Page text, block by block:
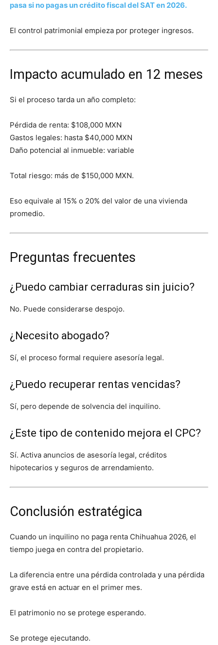
pasa si no pagas un crédito fiscal del SAT en 2026.
El control patrimonial empieza por proteger ingresos.
Impacto acumulado en 12 meses
Si el proceso tarda un año completo:
Pérdida de renta: $108,000 MXN
Gastos legales: hasta $40,000 MXN
Daño potencial al inmueble: variable
Total riesgo: más de $150,000 MXN.
Eso equivale al 15% o 20% del valor de una vivienda
promedio.
Preguntas frecuentes
¿Puedo cambiar cerraduras sin juicio?
No. Puede considerarse despojo.
¿Necesito abogado?
Sí, el proceso formal requiere asesoría legal.
¿Puedo recuperar rentas vencidas?
Sí, pero depende de solvencia del inquilino.
¿Este tipo de contenido mejora el CPC?
Sí. Activa anuncios de asesoría legal, créditos
hipotecarios y seguros de arrendamiento.
Conclusión estratégica
Cuando un inquilino no paga renta Chihuahua 2026, el
tiempo juega en contra del propietario.
La diferencia entre una pérdida controlada y una pérdida
grave está en actuar en el primer mes.
El patrimonio no se protege esperando.
Se protege ejecutando.